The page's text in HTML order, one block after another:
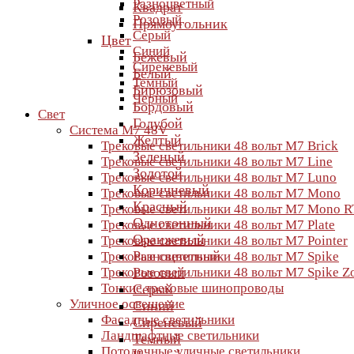
Разноцветный
Розовый
Серый
Синий
Сиреневый
Темный
Черный
Свет
Система M7 48V
Трековые светильники 48 вольт M7 Brick
Трековые светильники 48 вольт M7 Line
Трековые светильники 48 вольт M7 Luno
Трековые светильники 48 вольт M7 Mono
Трековые светильники 48 вольт M7 Mono
Трековые светильники 48 вольт M7 Plate
Трековые светильники 48 вольт M7 Pointer
Трековые светильники 48 вольт M7 Spike
Трековые светильники 48 вольт M7 Spike
Тонкие трековые шинопроводы
Уличное освещение
Фасадные светильники
Ландшафтные светильники
Квадрат
Прямоугольник
Цвет
Бежевый
Белый
Бирюзовый
Бордовый
Голубой
Желтый
Зеленый
Золотой
Коричневый
Красный
Однотонный
Оранжевый
Разноцветный
Розовый
Серый
Синий
Сиреневый
Темный